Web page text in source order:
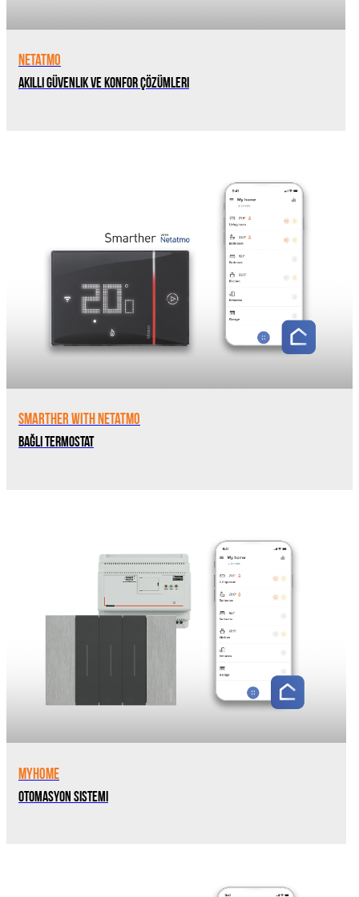
Netatmo
Akıllı Güvenlik ve Konfor Çözümleri
Smarther with Netatmo
Bağlı Termostat
MyHome
Otomasyon Sistemi